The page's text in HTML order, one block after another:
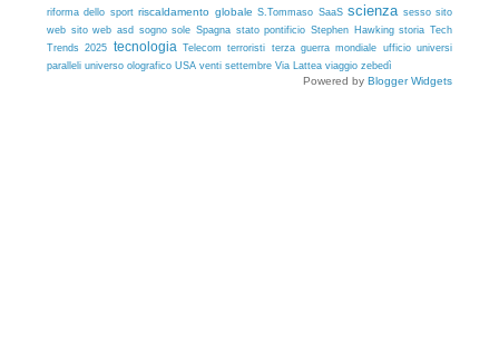
riforma dello sport riscaldamento globale S.Tommaso SaaS scienza sesso sito
web sito web asd sogno sole Spagna stato pontificio Stephen Hawking storia Tech
Trends 2025 tecnologia Telecom terroristi terza guerra mondiale ufficio universi
paralleli universo olografico USA venti settembre Via Lattea viaggio zebedì
Powered by Blogger Widgets